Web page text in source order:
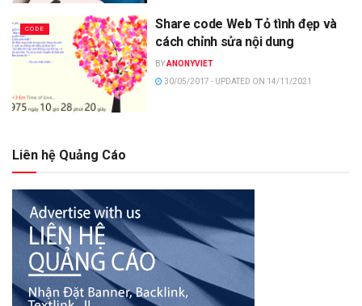
CODE
Share code Web Tỏ tình đẹp và
cách chỉnh sửa nội dung
BYANONYVIET
30/05/2017 - UPDATED ON 14/11/2021
Liên hệ Quảng Cáo